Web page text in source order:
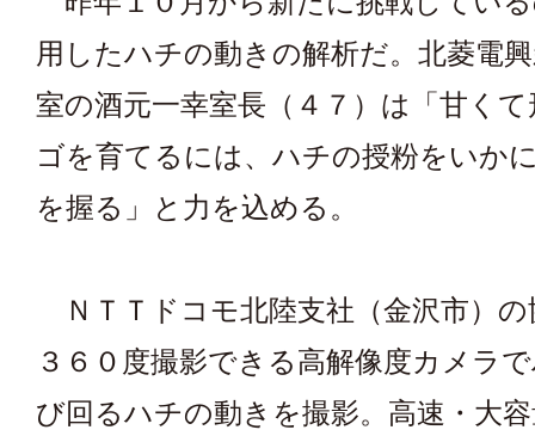
用したハチの動きの解析だ。北菱電
室の酒元一幸室長（４７）は「甘く
ゴを育てるには、ハチの授粉をいか
を握る」と力を込める。
ＮＴＴドコモ北陸支社（金沢市）の
３６０度撮影できる高解像度カメラ
び回るハチの動きを撮影。高速・大